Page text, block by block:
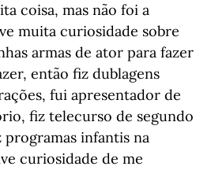
coisa, mas não foi a
muita curiosidade sobre
armas de ator para fazer
então fiz dublagens
fui apresentador de
fiz telecurso de segundo
infantis na
curiosidade de me